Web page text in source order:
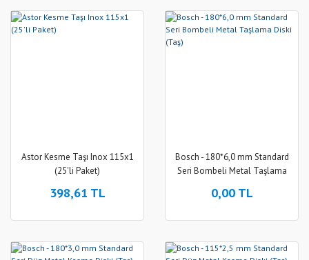
Astor Kesme Taşı Inox 115x1
(25'li Paket)
398,61 TL
Bosch - 180*6,0 mm Standard
Seri Bombeli Metal Taşlama
0,00 TL